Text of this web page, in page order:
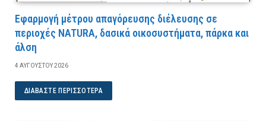
Εφαρμογή μέτρου απαγόρευσης διέλευσης σε
περιοχές NATURA, δασικά οικοσυστήματα, πάρκα και
άλση
4 ΑΥΓΟΎΣΤΟΥ 2026
ΔΙΑΒΆΣΤΕ ΠΕΡΙΣΣΌΤΕΡΑ